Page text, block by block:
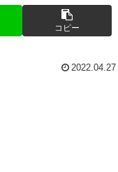
コピー
2022.04.27